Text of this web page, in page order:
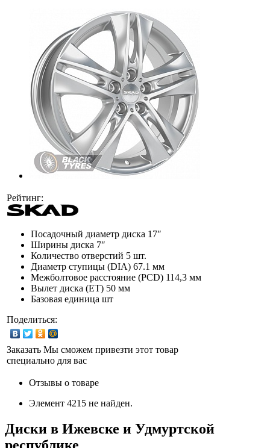
Рейтинг:
Посадочный диаметр диска 17″
Ширины диска 7″
Количество отверстий 5 шт.
Диаметр ступицы (DIA) 67.1 мм
Межболтовое расстояние (PCD) 114,3 мм
Вылет диска (ET) 50 мм
Базовая единица шт
Поделиться:
Заказать Мы сможем привезти этот товар
специально для вас
Отзывы о товаре
Элемент 4215 не найден.
Диски в Ижевске и Удмуртской
республике